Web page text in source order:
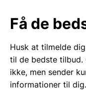
Få de
Husk at tilmelde
til de bedste tilbud.
ikke, men sender
informationer til dig.